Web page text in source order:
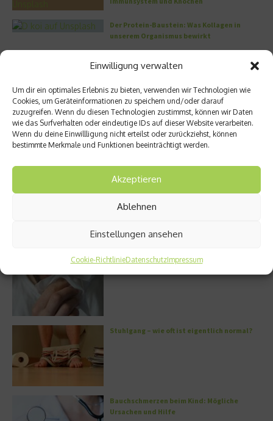
Einwilligung verwalten
Um dir ein optimales Erlebnis zu bieten, verwenden wir Technologien wie
Cookies, um Geräteinformationen zu speichern und/oder darauf
zuzugreifen. Wenn du diesen Technologien zustimmst, können wir Daten
wie das Surfverhalten oder eindeutige IDs auf dieser Website verarbeiten.
Wenn du deine Einwillligung nicht erteilst oder zurückziehst, können
bestimmte Merkmale und Funktionen beeinträchtigt werden.
Akzeptieren
Ablehnen
Einstellungen ansehen
Cookie-RichtlinieDatenschutzImpressum
Der Protein-Baustein: Was Kollagen in
unserem Organismus bewirkt
Meistgelesen
Wo habe ich nur wieder meinen Kopf? – Das
Problem mit dem Gedächtnis
Getreide
Entzündung der Nebenhöhlen: Symptome
Stuhlgang – wie oft ist eigentlich normal?
Bauchschmerzen beim Kind: Mögliche
Ursachen und Hilfe